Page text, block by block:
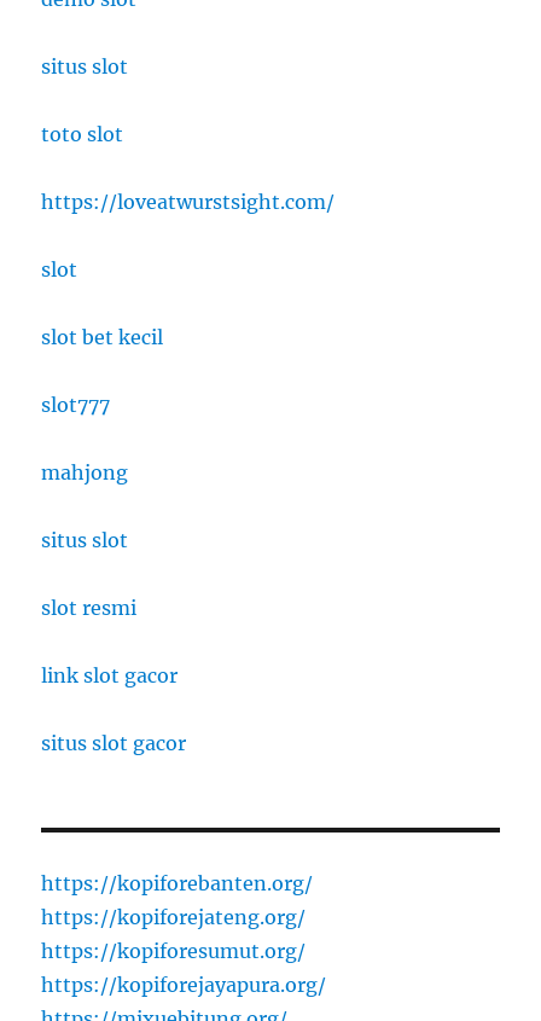
situs slot
toto slot
https://loveatwurstsight.com/
slot
slot bet kecil
slot777
mahjong
situs slot
slot resmi
link slot gacor
situs slot gacor
https://kopiforebanten.org/
https://kopiforejateng.org/
https://kopiforesumut.org/
https://kopiforejayapura.org/